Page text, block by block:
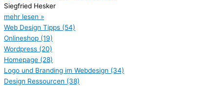
Siegfried Hesker
mehr lesen »
Web Design Tipps (54)
Onlineshop (19)
Wordpress (20)
Homepage (28)
Logo und Branding im Webdesign (34)
Design Ressourcen (38)